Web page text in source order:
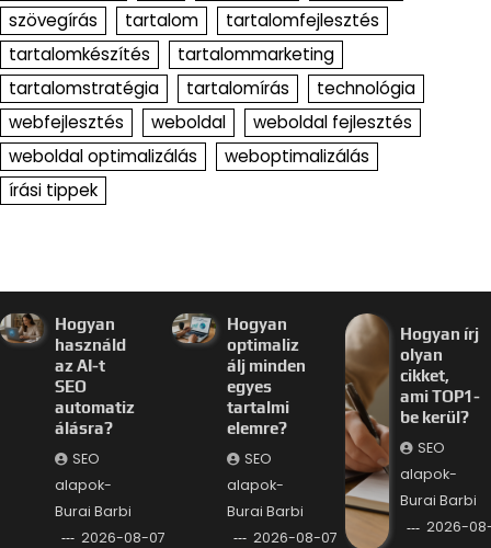
szövegírás
tartalom
tartalomfejlesztés
tartalomkészítés
tartalommarketing
tartalomstratégia
tartalomírás
technológia
webfejlesztés
weboldal
weboldal fejlesztés
weboldal optimalizálás
weboptimalizálás
írási tippek
Hogyan
használd
az AI-t
SEO
automatiz
álásra?
SEO
alapok-
Burai Barbi
2026-08-07
Hogyan
optimaliz
álj minden
egyes
tartalmi
elemre?
SEO
alapok-
Burai Barbi
2026-08-07
Hogyan írj
olyan
cikket,
ami TOP1-
be kerül?
SEO
alapok-
Burai Barbi
2026-